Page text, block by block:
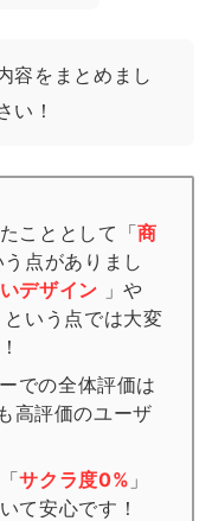
容をまとめまし
い！
こととして「商
う点がありまし
デザイン
」や
という点では大変
での全体評価は
高評価のユーザ
サクラ度0% 」
て安心です！